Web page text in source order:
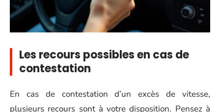
Les recours possibles en cas de
contestation
En cas de contestation d’un excès de vitesse,
plusieurs recours sont à votre disposition. Pensez à